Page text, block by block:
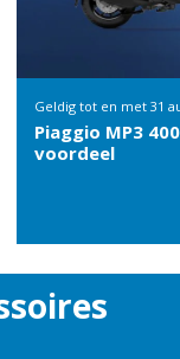
Geldig tot en met 31
Piaggio MP3
voordeel